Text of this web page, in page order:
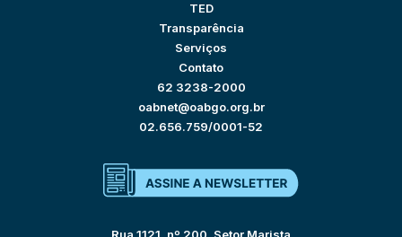
TED
Transparência
Serviços
Contato
62 3238-2000
oabnet@oabgo.org.br
02.656.759/0001-52